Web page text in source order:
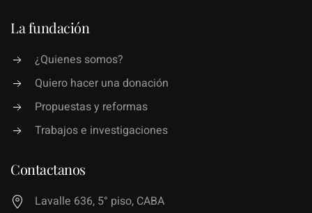
La fundación
¿Quienes somos?
Quiero hacer una donación
Propuestas y reformas
Trabajos e investigaciones
Contactanos
Lavalle 636, 5° piso, CABA